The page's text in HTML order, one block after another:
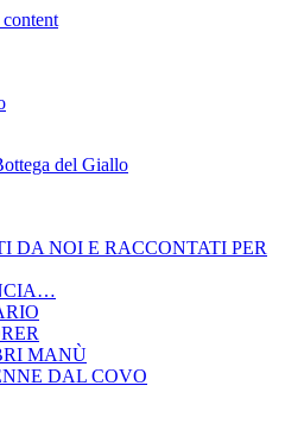
DA NOI E RACCONTATI PER
MANÙ
DAL COVO